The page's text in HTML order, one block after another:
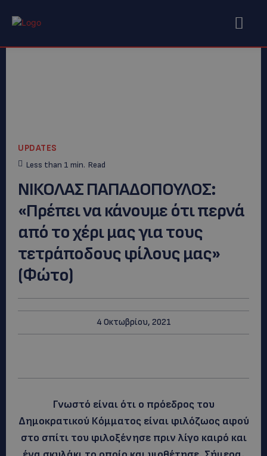
UPDATES
Less than 1 min. Read
ΝΙΚΟΛΑΣ ΠΑΠΑΔΟΠΟΥΛΟΣ:
«Πρέπει να κάνουμε ότι περνά
από το χέρι μας για τους
τετράποδους φίλους μας»
(Φώτο)
4 Οκτωβρίου, 2021
Γνωστό είναι ότι ο πρόεδρος του
Δημοκρατικού Κόμματος είναι φιλόζωος αφού
στο σπίτι του φιλοξένησε πριν λίγο καιρό και